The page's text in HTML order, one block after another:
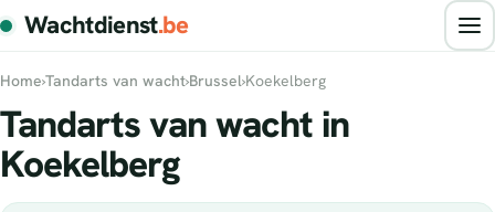
Wachtdienst.be
Home›Tandarts van wacht›Brussel›Koekelberg
Tandarts van wacht in
Koekelberg